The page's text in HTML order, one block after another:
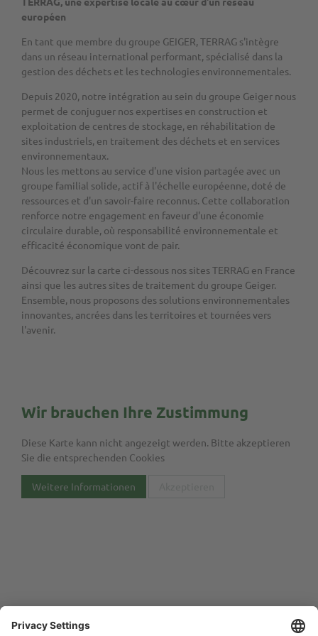
européen
En tant que membre du groupe GEIGER, TERRAG s'intègre
dans un réseau international performant, spécialisé dans la
gestion des déchets et les technologies environnementales.
Depuis 2020, notre intégration au sein du groupe Geiger nous
permet de conjuguer nos expertises en construction et
exploitation de centres de stockage, en réhabilitation de
sites industriels, en traitement des déchets et en services
environnementaux.
Nous les mettons au service d'une vision partagée avec un
groupe familial solide, actif à l'échelle européenne, doté de
ressources et d'un savoir-faire reconnus. Cette collaboration
renforce notre engagement en faveur d'une économie
circulaire durable, où responsabilité environnementale et
efficacité économique vont de pair.
Découvrez sur la carte ci-dessous nos sites TERRAG en France
ainsi que les autres sites de traitement du groupe Geiger.
Ensemble, nous proposons des solutions environnementales
innovantes, ancrées dans les territoires et tournées vers
l'avenir.
Wir brauchen Ihre Zustimmung
Diese Karte kann nicht angezeigt werden. Bitte akzeptieren
Sie die entsprechenden Cookies
Weitere Informationen